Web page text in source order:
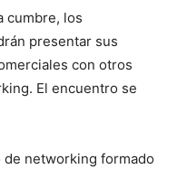
cumbre, los
presentar sus
con otros
El encuentro se
de networking formado